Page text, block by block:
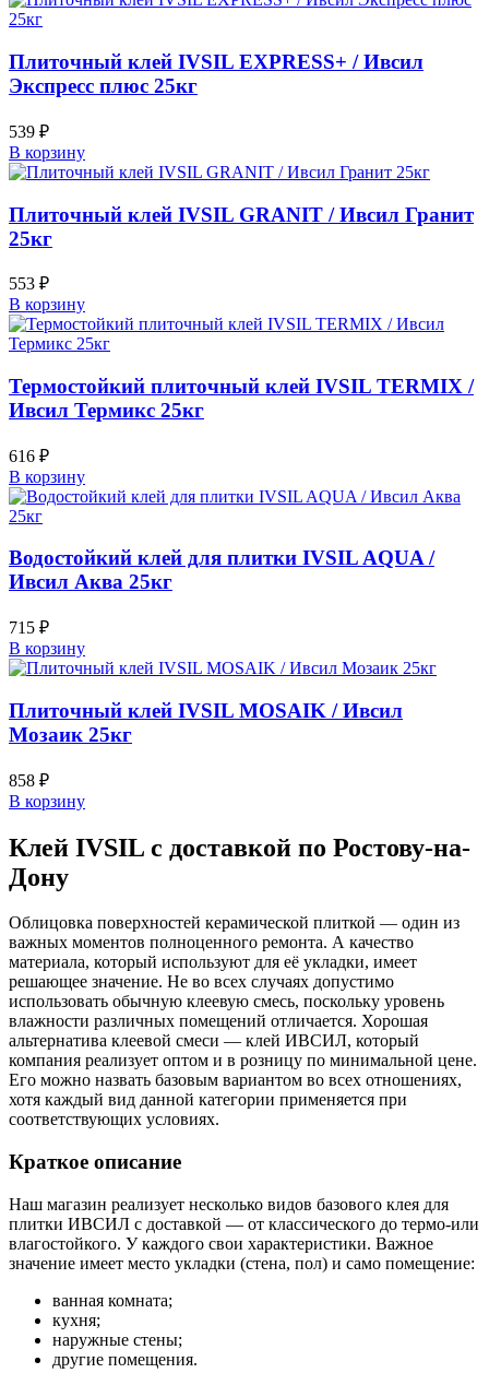
Плиточный клей IVSIL EXPRESS+ / Ивсил
Экспресс плюс 25кг
539 ₽
В корзину
Плиточный клей IVSIL GRANIT / Ивсил Гранит
25кг
553 ₽
В корзину
Термостойкий плиточный клей IVSIL TERMIX /
Ивсил Термикс 25кг
616 ₽
В корзину
Водостойкий клей для плитки IVSIL AQUA /
Ивсил Аква 25кг
715 ₽
В корзину
Плиточный клей IVSIL MOSAIK / Ивсил
Мозаик 25кг
858 ₽
В корзину
Клей IVSIL с доставкой по Ростову-на-
Дону
Облицовка поверхностей керамической плиткой — один из
важных моментов полноценного ремонта. А качество
материала, который используют для её укладки, имеет
решающее значение. Не во всех случаях допустимо
использовать обычную клеевую смесь, поскольку уровень
влажности различных помещений отличается. Хорошая
альтернатива клеевой смеси — клей ИВСИЛ, который
компания реализует оптом и в розницу по минимальной цене.
Его можно назвать базовым вариантом во всех отношениях,
хотя каждый вид данной категории применяется при
соответствующих условиях.
Краткое описание
Наш магазин реализует несколько видов базового клея для
плитки ИВСИЛ с доставкой — от классического до термо-или
влагостойкого. У каждого свои характеристики. Важное
значение имеет место укладки (стена, пол) и само помещение:
ванная комната;
кухня;
наружные стены;
другие помещения.